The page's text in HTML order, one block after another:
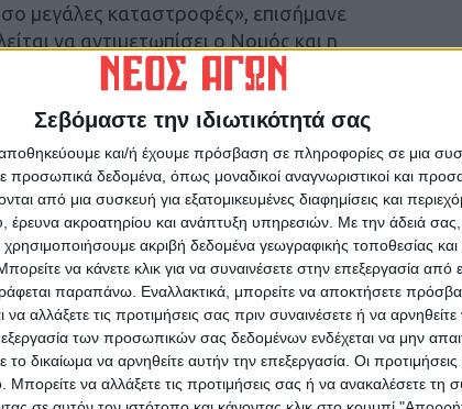
Σεβόμαστε την ιδιωτικότητά σας
αποθηκεύουμε και/ή έχουμε πρόσβαση σε πληροφορίες σε μια
προσωπικά δεδομένα, όπως μοναδικοί αναγνωριστικοί και
από μια συσκευή για εξατομικευμένες διαφημίσεις και
έρευνα ακροατηρίου και ανάπτυξη υπηρεσιών. Με την άδειά σας,
χρησιμοποιήσουμε ακριβή δεδομένα γεωγραφικής τοποθεσίας
να κάνετε κλικ για να συναινέσετε στην επεξεργασία από
παραπάνω. Εναλλακτικά, μπορείτε να αποκτήσετε
αλλάξετε τις προτιμήσεις σας πριν συναινέσετε ή να αρνηθείτε
των προσωπικών σας δεδομένων ενδέχεται να μην
δικαίωμα να αρνηθείτε αυτήν την επεξεργασία. Οι
Μπορείτε να αλλάξετε τις προτιμήσεις σας ή να ανακαλέσετε τη
μεγάλες καταστροφές», επισήμανε
να αντιμετωπίσει ο Νομός και η